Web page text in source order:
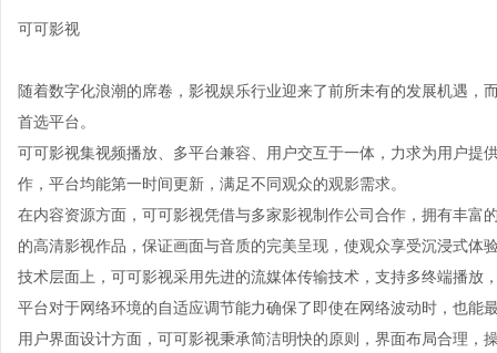
可可影视
随着数字化浪潮的席卷，影视娱乐行业迎来了前所未有的发展机遇
首选平台。
可可影视集视频播放、多平台兼容、用户交互于一体，力求为用户提
作，平台均能第一时间更新，满足不同观众的观影需求。
在内容资源方面，可可影视凭借与多家影视制作公司合作，拥有丰富
的高清影视作品，保证画面与音质的完美呈现，使观众享受沉浸式体
技术层面上，可可影视采用先进的流媒体传输技术，支持多终端播放
平台对于网络环境的自适应调节能力确保了即使在网络波动时，也能
用户界面设计方面，可可影视秉承简洁明快的原则，界面布局合理